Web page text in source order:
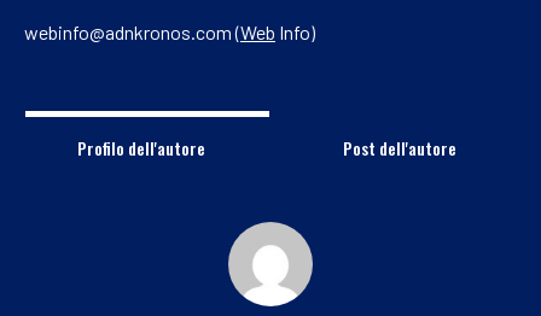
webinfo@adnkronos.com (Web Info)
Profilo dell'autore Post dell'autore